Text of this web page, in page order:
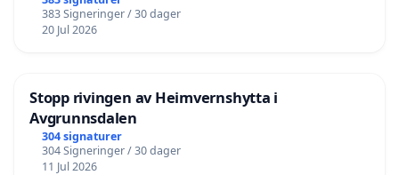
383 Signeringer / 30 dager
20 Jul 2026
Stopp rivingen av Heimvernshytta i
Avgrunnsdalen
304 signaturer
304 Signeringer / 30 dager
11 Jul 2026